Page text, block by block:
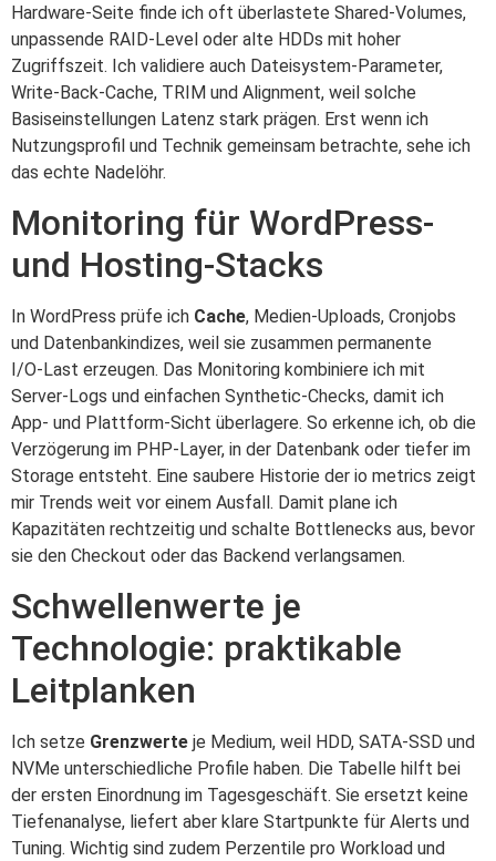
Hardware‑Seite finde ich oft überlastete Shared‑Volumes,
unpassende RAID‑Level oder alte HDDs mit hoher
Zugriffszeit. Ich validiere auch Dateisystem‑Parameter,
Write‑Back‑Cache, TRIM und Alignment, weil solche
Basiseinstellungen Latenz stark prägen. Erst wenn ich
Nutzungsprofil und Technik gemeinsam betrachte, sehe ich
das echte Nadelöhr.
Monitoring für WordPress-
und Hosting-Stacks
In WordPress prüfe ich Cache, Medien‑Uploads, Cronjobs
und Datenbankindizes, weil sie zusammen permanente
I/O‑Last erzeugen. Das Monitoring kombiniere ich mit
Server‑Logs und einfachen Synthetic‑Checks, damit ich
App‑ und Plattform‑Sicht überlagere. So erkenne ich, ob die
Verzögerung im PHP‑Layer, in der Datenbank oder tiefer im
Storage entsteht. Eine saubere Historie der io metrics zeigt
mir Trends weit vor einem Ausfall. Damit plane ich
Kapazitäten rechtzeitig und schalte Bottlenecks aus, bevor
sie den Checkout oder das Backend verlangsamen.
Schwellenwerte je
Technologie: praktikable
Leitplanken
Ich setze Grenzwerte je Medium, weil HDD, SATA‑SSD und
NVMe unterschiedliche Profile haben. Die Tabelle hilft bei
der ersten Einordnung im Tagesgeschäft. Sie ersetzt keine
Tiefenanalyse, liefert aber klare Startpunkte für Alerts und
Tuning. Wichtig sind zudem Perzentile pro Workload und